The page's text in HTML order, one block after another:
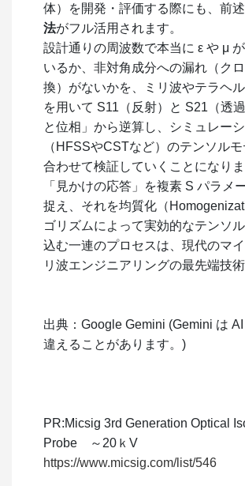
体）を開発・評価する際にも、前
法がフル活用されます。
設計通りの周波数で本当に ε や μ
いるか、非対角成分への漏れ（ク
換）がないかを、ミリ波やテラヘ
を用いて S11 （反射）と S21 （透
と位相」から逆算し、シミュレー
（HFSSやCSTなど）のテンソル
合わせて検証していくことになり
「見かけの応答」を複素 S パラメ
捉え、それを均質化（
ゴリズムによって実効的なテンソ
込む一連のプロセスは、現代のマ
リ波エンジニアリングの最先端技術
出典：Google Gemini (Gemini は
違えることがあります。)
PR:Micsig 3rd Generation Optical
Probe ～20ｋV
https://www.micsig.com/list/546